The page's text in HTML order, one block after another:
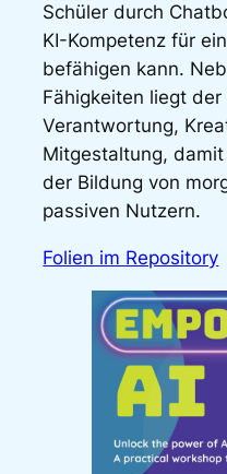
Schüler durch
KI-Kompetenz für
befähigen kann.
Fähigkeiten liegt
Verantwortung,
Mitgestaltung,
der Bildung von
passiven Nutzern.
Folien im Repository